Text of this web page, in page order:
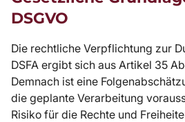
DSGVO
Die rechtliche Verpflichtung zur
DSFA ergibt sich aus Artikel 35
Demnach ist eine
die geplante Verarbeitung
Risiko für die Rechte und